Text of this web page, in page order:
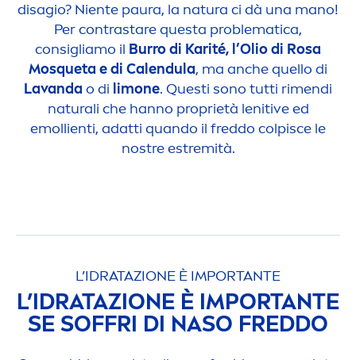
disagio? Niente paura, la natura ci dà una mano!
Per contrastare questa problematica,
consigliamo il Burro di Karité, l’Olio di Rosa
Mosqueta e di Calendula, ma anche quello di
Lavandao di limone. Questi sono tutti rimendi
naturali che hanno proprietà lenitive ed
emollienti, adatti quando il freddo colpisce le
nostre estremità.
L’IDRATAZIONE È IMPORTANTE
L’IDRATAZIONE È IMPORTANTE
SE SOFFRI DI NASO FREDDO